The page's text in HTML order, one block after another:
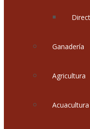
Ganadería
Agricultura
Acuacultura